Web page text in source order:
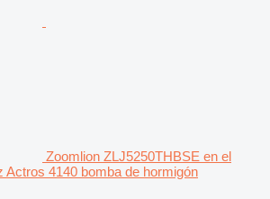
Zoomlion ZLJ5250THBSE en el
4140 bomba de hormigón